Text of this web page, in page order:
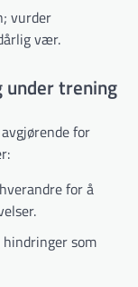
vurder
vær.
under trening
for
for å
som